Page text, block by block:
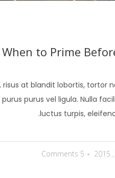
When to Prime
risus at blandit lobortis, tortor
purus vel ligula. Nulla
luctus turpis,
5 Comments